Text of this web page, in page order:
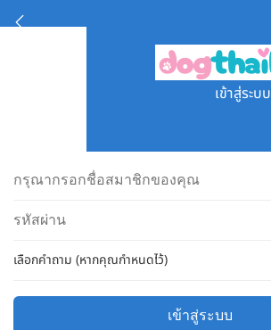
เข้าสู่ระบบ
เลือกคำถาม (หากคุณกำหนดไว้)
เข้าสู่ระบบ